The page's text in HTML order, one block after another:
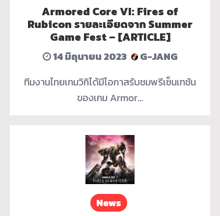
Armored Core VI: Fires of
Rubicon รายละเอียดจาก Summer
Game Fest – [ARTICLE]
14 มิถุนายน 2023
G-JANG
ทีมงานไทยเกมวิกิได้มีโอกาสรับชมพรีเซ็นเทชัน
ของเกม Armor…
News